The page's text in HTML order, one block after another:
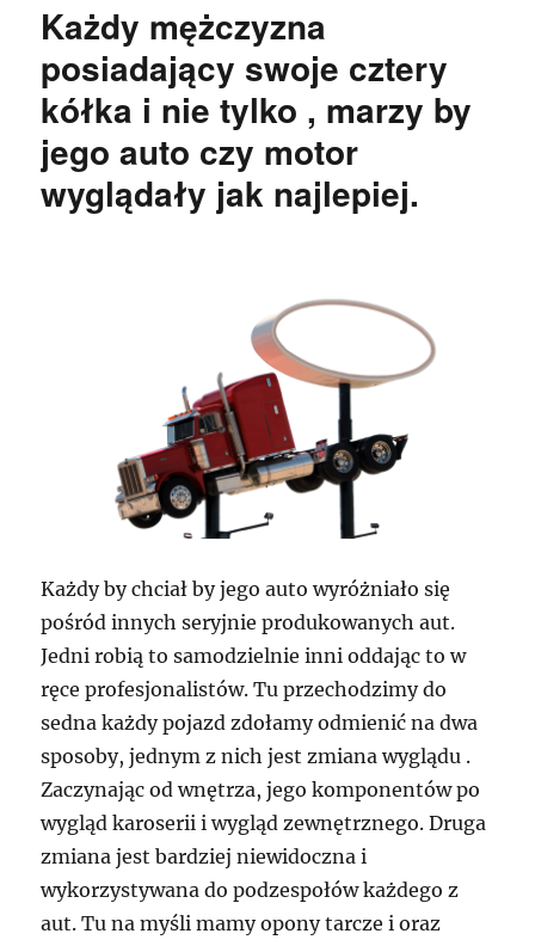
Każdy mężczyzna
posiadający swoje cztery
kółka i nie tylko , marzy by
jego auto czy motor
wyglądały jak najlepiej.
Każdy by chciał by jego auto wyróżniało się
pośród innych seryjnie produkowanych aut.
Jedni robią to samodzielnie inni oddając to w
ręce profesjonalistów. Tu przechodzimy do
sedna każdy pojazd zdołamy odmienić na dwa
sposoby, jednym z nich jest zmiana wyglądu .
Zaczynając od wnętrza, jego komponentów po
wygląd karoserii i wygląd zewnętrznego. Druga
zmiana jest bardziej niewidoczna i
wykorzystywana do podzespołów każdego z
aut. Tu na myśli mamy opony tarcze i oraz